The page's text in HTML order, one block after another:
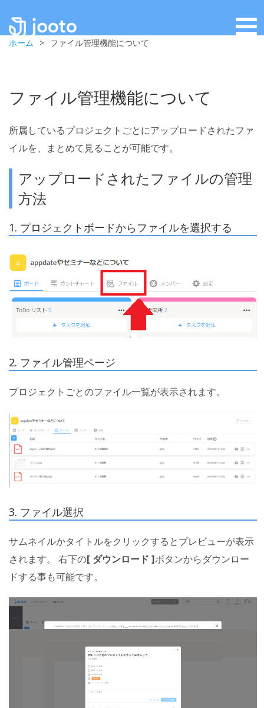
ホーム > ファイル管理機能について
ファイル管理機能について
所属しているプロジェクトごとにアップロードされたファ
イルを、まとめて見ることが可能です。
アップロードされたファイルの管理
方法
1. プロジェクトボードからファイルを選択する
2. ファイル管理ページ
プロジェクトごとのファイル一覧が表示されます。
3. ファイル選択
サムネイルかタイトルをクリックするとプレビューが表示
されます。 右下の[ ダウンロード ]ボタンからダウンロー
ドする事も可能です。